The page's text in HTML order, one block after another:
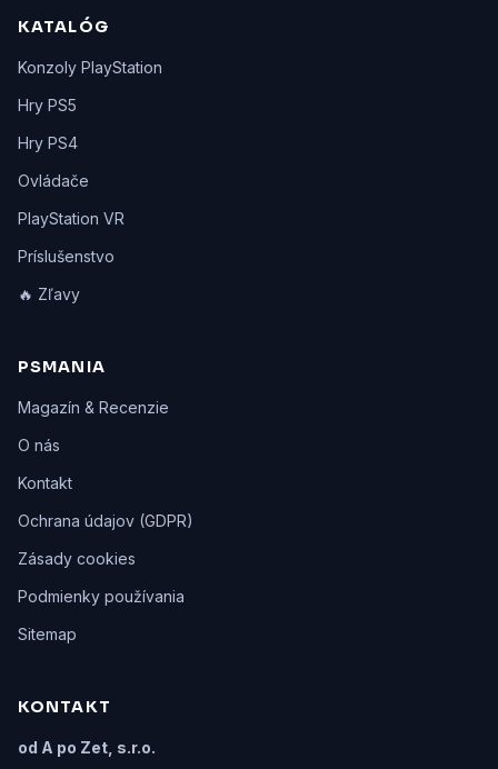
KATALÓG
Konzoly PlayStation
Hry PS5
Hry PS4
Ovládače
PlayStation VR
Príslušenstvo
🔥 Zľavy
PSMANIA
Magazín & Recenzie
O nás
Kontakt
Ochrana údajov (GDPR)
Zásady cookies
Podmienky používania
Sitemap
KONTAKT
od A po Zet, s.r.o.